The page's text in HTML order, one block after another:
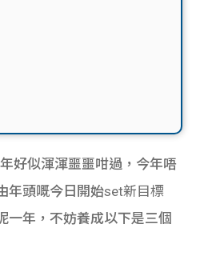
好似渾渾噩噩咁過，今年唔
年頭嘅今日開始set新目標
一年，不妨養成以下是三個